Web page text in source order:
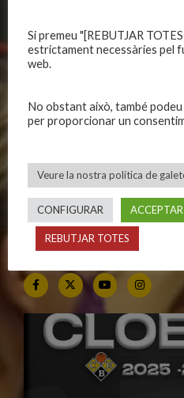
CALENDARIS
Equips federats
Categories inferiors
Partits a casa
SEGUEIX-NOS
Si premeu "[REBUTJAR
estrictament necessàries pel
web.
No obstant això, també
per proporcionar un
Veure la nostra política de
CONFIGURAR
REBUTJAR TOTES